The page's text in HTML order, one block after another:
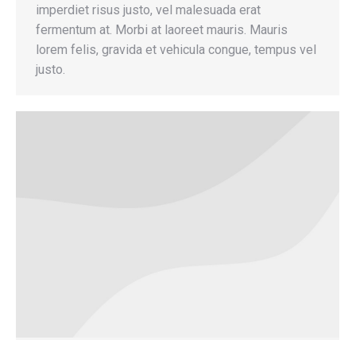
imperdiet risus justo, vel malesuada erat
fermentum at. Morbi at laoreet mauris. Mauris
lorem felis, gravida et vehicula congue, tempus vel
justo.